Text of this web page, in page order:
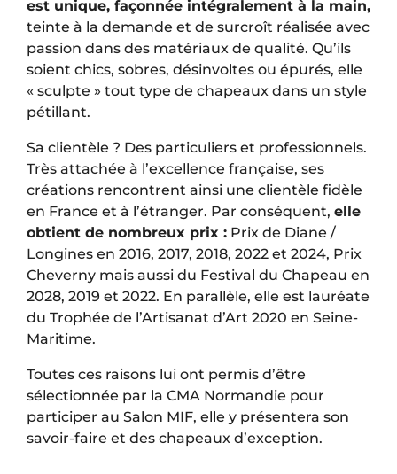
est unique, façonnée intégralement à la main,
teinte à la demande et de surcroît réalisée avec
passion dans des matériaux de qualité. Qu’ils
soient chics, sobres, désinvoltes ou épurés, elle
« sculpte » tout type de chapeaux dans un style
pétillant.
Sa clientèle ? Des particuliers et professionnels.
Très attachée à l’excellence française, ses
créations rencontrent ainsi une clientèle fidèle
en France et à l’étranger. Par conséquent, elle
obtient de nombreux prix : Prix de Diane /
Longines en 2016, 2017, 2018, 2022 et 2024, Prix
Cheverny mais aussi du Festival du Chapeau en
2028, 2019 et 2022. En parallèle, elle est lauréate
du Trophée de l’Artisanat d’Art 2020 en Seine-
Maritime.
Toutes ces raisons lui ont permis d’être
sélectionnée par la CMA Normandie pour
participer au Salon MIF, elle y présentera son
savoir-faire et des chapeaux d’exception.